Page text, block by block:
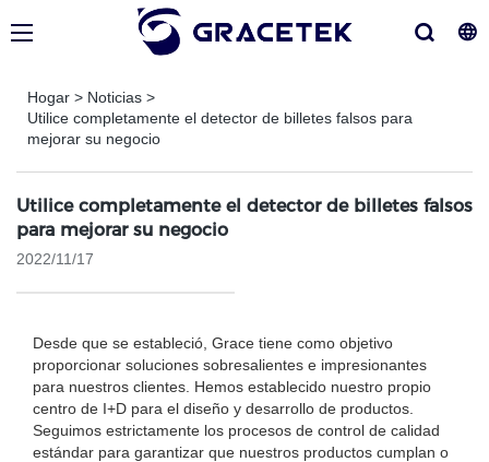
Hogar > Noticias >
Utilice completamente el detector de billetes falsos para
mejorar su negocio
Utilice completamente el detector de billetes falsos
para mejorar su negocio
2022/11/17
Desde que se estableció, Grace tiene como objetivo
proporcionar soluciones sobresalientes e impresionantes
para nuestros clientes. Hemos establecido nuestro propio
centro de I+D para el diseño y desarrollo de productos.
Seguimos estrictamente los procesos de control de calidad
estándar para garantizar que nuestros productos cumplan o